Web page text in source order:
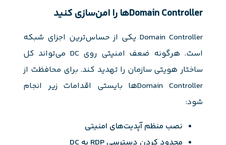
Domain Controllerها را امن‌سازی کنید
Domain Controller یکی از حساس‌ترین اجزای شبکه
است. هرگونه ضعف امنیتی روی DC می‌تواند کل
ساختار هویتی سازمان را تهدید کند. برای محافظت از
Domain Controllerها بایستی اقدامات زیر انجام
شود:
نصب منظم آپدیت‌های امنیتی